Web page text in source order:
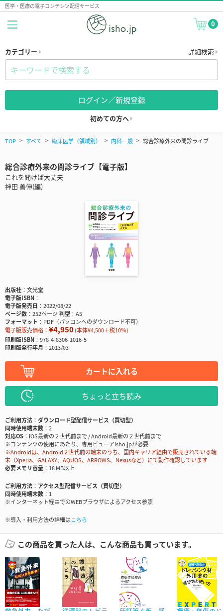
医学・医療の電子コンテンツ配信サービス
0
カテゴリー 詳細検索
ログイン／新規登録
初めての方へ
TOP すべて 臨床医学（領域別） 内科一般 総合診療外来の問診ライブ
総合診療外来の問診ライブ【電子版】
これを聞けば大丈夫
神田 善伸(編)
出版社
文光堂
電子版ISBN
電子版発売日
2022/08/22
ページ数
252ページ判型
A5
フォーマット
PDF（パソコンへのダウンロード不可）
電子版販売価格： ¥4,950(本体¥4,500＋税10％)
印刷版ISBN
978-4-8306-1016-5
印刷版発行年月
2013/03
カートに入れる
ちょっと立ち読み
ご利用方法
ダウンロード型配信サービス（買切型）
同時使用端末数
2
対応OS
iOS最新の２世代前まで / Android最新の２世代前まで
※コンテンツの使用にあたり、専用ビューアisho.jpが必要
※Androidは、Android２世代前の端末のうち、国内キャリア経由で販売されている端
末（Xperia、GALAXY、AQUOS、ARROWS、Nexusなど）にて動作確認しています
必要メモリ容量
18 MB以上
ご利用方法
アクセス型配信サービス（買切型）
同時使用端末数
1
※インターネット経由でのWEBブラウザによるアクセス参照
※導入・利用方法の詳細はこちら
この商品を買った人は、こんな商品も買っています。